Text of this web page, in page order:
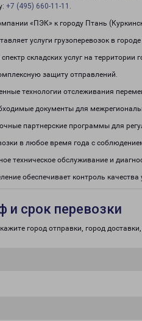
+7 (495) 660-11-11 .
«ПЭК» к городу Птань
услуги грузоперевозок в
складских услуг на территории
защиту отправлений.
технологии отслеживания
документы для
партнерские программы для
в любое время года с
техническое обслуживание и
обеспечивает контроль
и срок перевозки
город отправки, город доставки,